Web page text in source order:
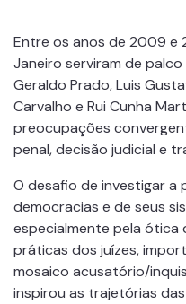
Entre os anos de 2009 e
Janeiro serviram de
Geraldo Prado, Luis
Carvalho e Rui Cunha
preocupações
penal, decisão judicial e
O desafio de investigar a
democracias e de seus
especialmente pela ótica
práticas dos juízes,
mosaico acusatório/
inspirou as trajetórias